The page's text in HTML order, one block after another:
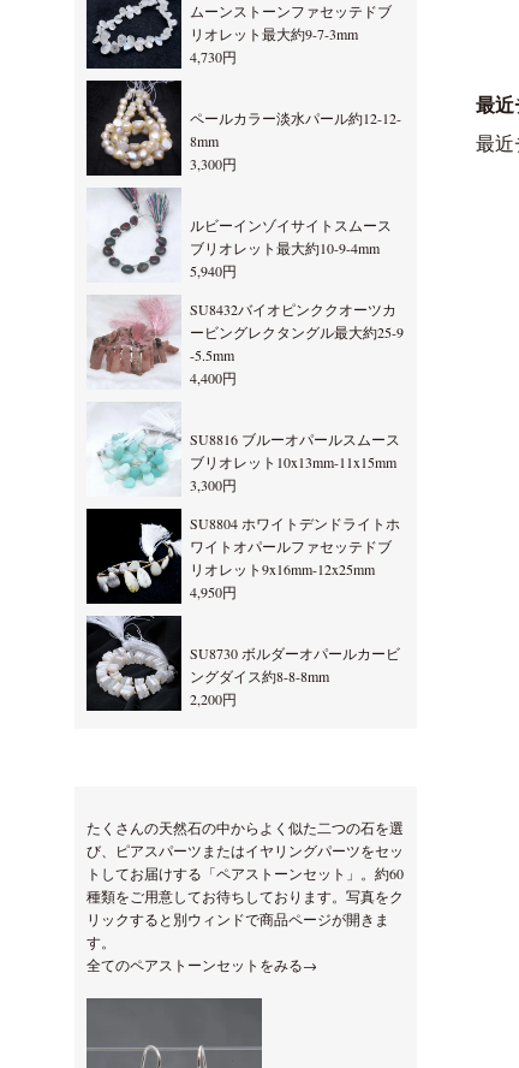
最近
最近
ムーンストーンファセッテドブ
リオレット最大約9-7-3mm
4,730円
ペールカラー淡水パール約12-12-
8mm
3,300円
ルビーインゾイサイトスムース
ブリオレット最大約10-9-4mm
5,940円
SU8432バイオピンククオーツカ
ービングレクタングル最大約25-9
-5.5mm
4,400円
SU8816 ブルーオパールスムース
ブリオレット10x13mm-11x15mm
3,300円
SU8804 ホワイトデンドライトホ
ワイトオパールファセッテドブ
リオレット9x16mm-12x25mm
4,950円
SU8730 ボルダーオパールカービ
ングダイス約8-8-8mm
2,200円
たくさんの天然石の中からよく似た二つの石を選
び、ピアスパーツまたはイヤリングパーツをセッ
トしてお届けする「ペアストーンセット」。約60
種類をご用意してお待ちしております。写真をク
リックすると別ウィンドで商品ページが開きま
す。
全てのペアストーンセットをみる→